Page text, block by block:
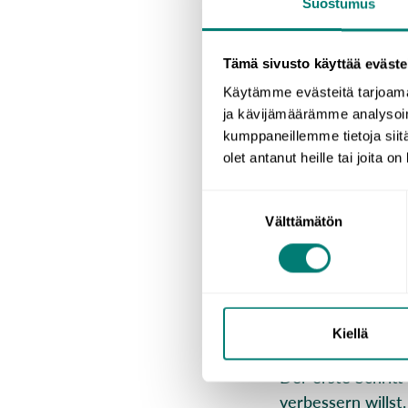
Suostumus
Tämä sivusto käyttää
Käytämme evästeitä
ja kävijämäärämme
kumppaneillemme tietoja
olet antanut heille tai joita
Välttämätön
Kiellä
Hast du
Hier findest du
einer neue
Alles
Lass uns mit
umreißen, was
Der erste Schritt
verbessern